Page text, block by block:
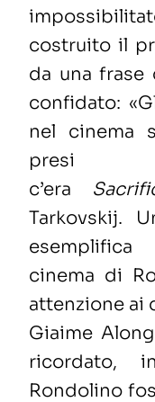
costruito il
da una frase
confidato:
nel cinema
presi
c’era
Tarkovskij.
cinema di
attenzione ai
Giaime
ricordato,
Rondolino